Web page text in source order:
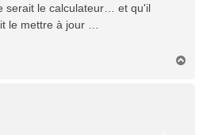
serait le calculateur… et qu'il
le mettre à jour …